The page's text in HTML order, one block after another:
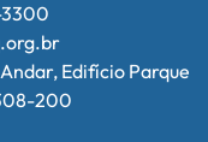
Edifício Parque
200